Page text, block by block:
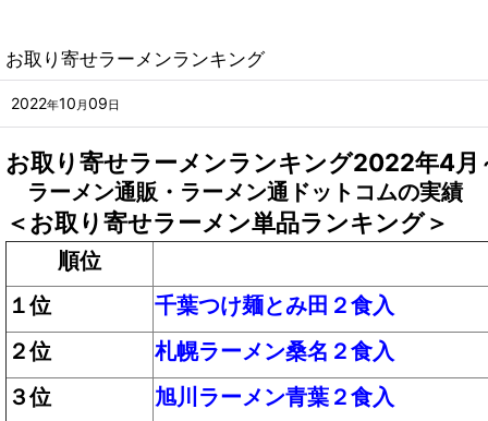
お取り寄せラーメンランキング
2022年10 月09日
お取り寄せラーメンランキング2022年4月
ラーメン通販・ラーメン通ドットコムの実績
＜お取り寄せラーメン単品ランキング＞
順位
１位
千葉つけ麺とみ田２食入
２位
札幌ラーメン桑名２食入
３位
旭川ラーメン青葉２食入